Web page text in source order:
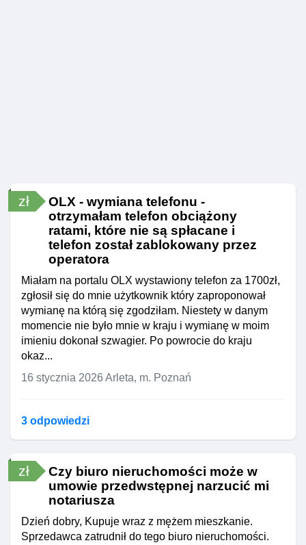
zł
OLX - wymiana telefonu -
otrzymałam telefon obciążony
ratami, które nie są spłacane i
telefon został zablokowany przez
operatora
Miałam na portalu OLX wystawiony telefon za 1700zł,
zgłosił się do mnie użytkownik który zaproponował
wymianę na którą się zgodziłam. Niestety w danym
momencie nie było mnie w kraju i wymianę w moim
imieniu dokonał szwagier. Po powrocie do kraju
okaz...
16 stycznia 2026 Arleta, m. Poznań
3 odpowiedzi
zł
Czy biuro nieruchomości może w
umowie przedwstępnej narzucić mi
notariusza
Dzień dobry, Kupuje wraz z mężem mieszkanie.
Sprzedawca zatrudnił do tego biuro nieruchomości.